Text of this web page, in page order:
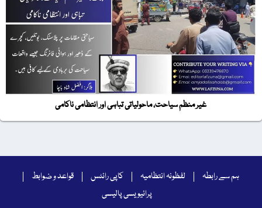
غیر منظم سیاحت، ماحولیاتی تباہی اور انتظامی ناکامی
ہم سے رابطہ لفظونہ انتظامیہ کاپی رائٹس
قواعد و ضوابط
پرائیویسی پالیسی